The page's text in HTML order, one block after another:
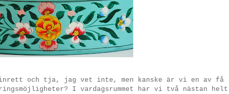
inrett och tja, jag vet inte, men kanske är vi en av få
I vardagsrummet har vi två nästan helt